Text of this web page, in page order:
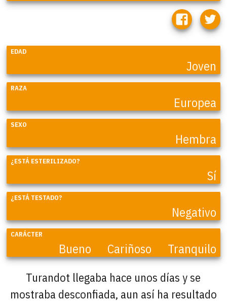
EDAD
Joven
RAZA
Europea
SEXO
Hembra
¿ESTÁ ESTERILIZADO?
Sí
¿ESTÁ TESTADO?
Negativo
CARÁCTER
Bueno Cariñoso Tranquilo
Turandot llegaba hace unos días y se
mostraba desconfiada, aun así ha resultado